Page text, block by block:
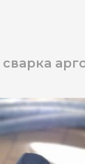
сварка